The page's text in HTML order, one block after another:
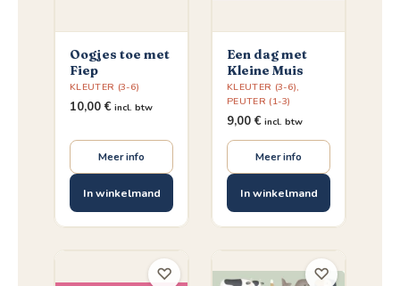
Oogjes toe met
Fiep
KLEUTER (3-6)
10,00 € incl. btw
Meer info
In winkelmand
Een dag met
Kleine Muis
KLEUTER (3-6),
PEUTER (1-3)
9,00 € incl. btw
Meer info
In winkelmand
♡ ♡